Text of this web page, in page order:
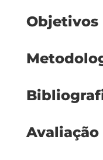
Objetivos
Avaliação